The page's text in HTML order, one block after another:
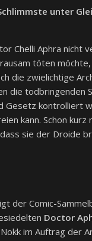
unter
Chelli Aphra nicht
töten
die zwielichtige
die todbringenden
Gesetz kontrolliert
kann. Schon kurz
sie der Droide
der Comic-
Doctor
im Auftrag der